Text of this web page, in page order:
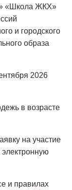
«Школа ЖКХ»
и городского
образа
2026
в возрасте
на участие
и правилах